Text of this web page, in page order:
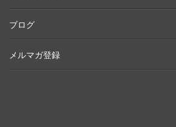
ブログ
メルマガ登録